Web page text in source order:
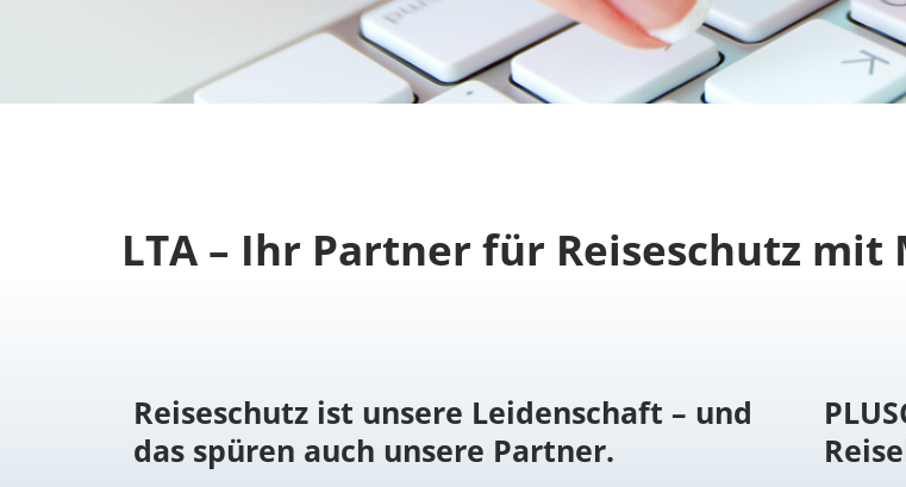
LTA – Ihr Partner für Reiseschutz
Reiseschutz ist unsere Leidenschaft – und
das spüren auch unsere Partner.